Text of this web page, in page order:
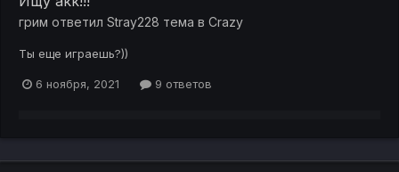
грим ответил Stray228 тема в Crazy
Ты еще играешь?))
6 ноября, 2021 9 ответов